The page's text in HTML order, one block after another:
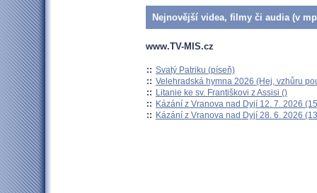
Nejnovější videa, filmy či audia (v
www.TV-MIS.cz
:: Svatý Patriku (píseň)
:: Velehradská hymna 2026 (Hej, vzhůru
:: Litanie ke sv. Františkovi z Assisi ()
:: Kázání z Vranova nad Dyjí 12. 7. 2026
:: Kázání z Vranova nad Dyjí 28. 6. 2026